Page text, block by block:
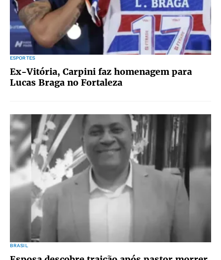
ESPORTES
Ex-Vitória, Carpini faz homenagem para
Lucas Braga no Fortaleza
BRASIL